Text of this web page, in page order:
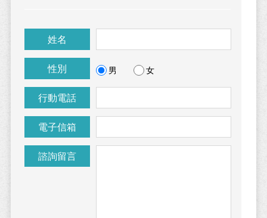
姓名
性別 男 女
行動電話
電子信箱
諮詢留言